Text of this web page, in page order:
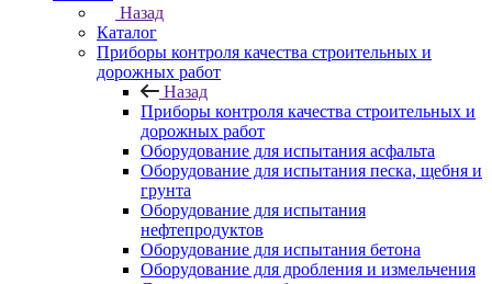
Назад
Каталог
Приборы контроля качества строительных и
дорожных работ
Назад
Приборы контроля качества строительных и
дорожных работ
Оборудование для испытания асфальта
Оборудование для испытания песка, щебня и
грунта
Оборудование для испытания
нефтепродуктов
Оборудование для испытания бетона
Оборудование для дробления и измельчения